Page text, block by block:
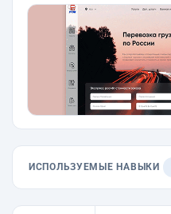
ИСПОЛЬЗУЕМЫЕ НАВЫКИ